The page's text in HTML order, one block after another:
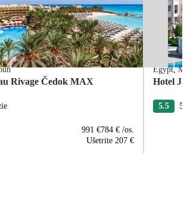
Rivage Čedok MAX
991 €784 € /os.
Ušetrite 207 €
Egypt,
Hotel
5.5